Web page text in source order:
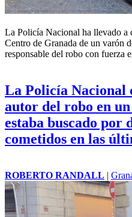
La Policía Nacional ha llevado a
Centro de Granada de un varón
responsable del robo con fuerza
La Policía Nacional
autor del robo en
estaba buscado por
cometidos en las
ROBERTO RANDALL |